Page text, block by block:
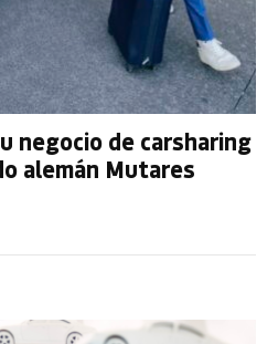
negocio de carsharing
alemán Mutares